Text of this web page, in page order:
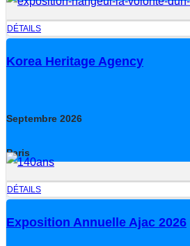
DÉTAILS
Korea Heritage Agency
Septembre 2026
Paris
DÉTAILS
Exposition Annuelle Ajac 2026